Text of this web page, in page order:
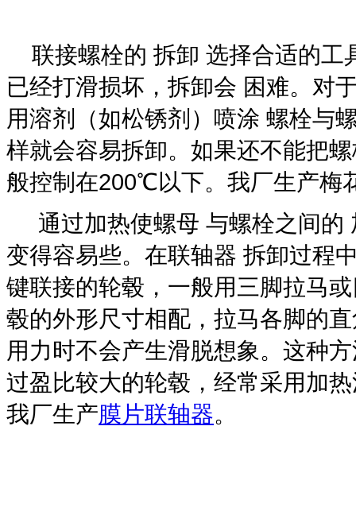
联接螺栓的 拆卸 选择合适的工
已经打滑损坏，拆卸会 困难。对
用溶剂（如松锈剂）喷涂 螺栓与
样就会容易拆卸。如果还不能把
般控制在200℃以下。我厂生产梅
通过加热使螺母 与螺栓之间的
变得容易些。在联轴器 拆卸过程
键联接的轮毂，一般用三脚拉马
毂的外形尺寸相配，拉马各脚的
用力时不会产生滑脱想象。这种
过盈比较大的轮毂，经常采用加
我厂生产膜片联轴器。